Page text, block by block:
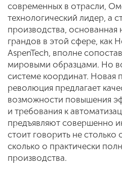
современных в отрасли,
технологический лидер, а
производства, основанная
грандов в этой сфере, как
AspenTech, вполне
мировыми образцами. Но
системе координат. Новая
революция предлагает
возможности повышения
и требования к
предъявляют совершенно
стоит говорить не столько
сколько о практически
производства.